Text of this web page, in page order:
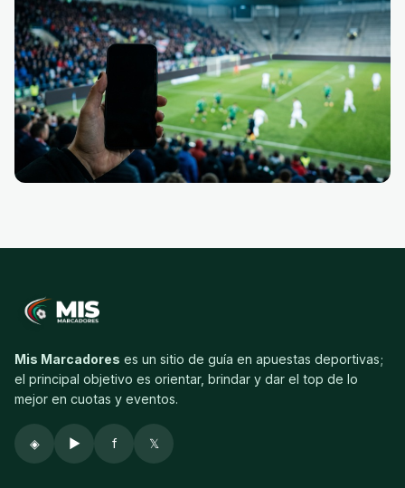
Mis Marcadores es un sitio de guía en apuestas deportivas;
el principal objetivo es orientar, brindar y dar el top de lo
mejor en cuotas y eventos.
◈ ▶ f 𝕏